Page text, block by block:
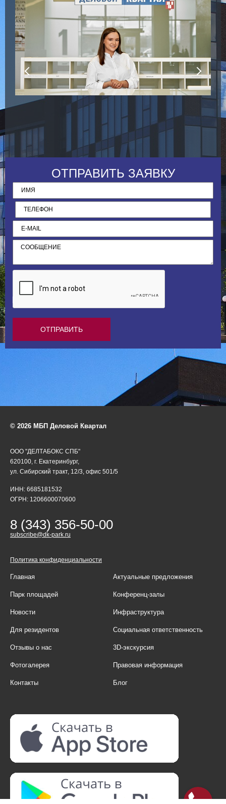
ОТПРАВИТЬ ЗАЯВКУ
© 2026 МБП Деловой Квартал
ООО "ДЕЛТАБОКС СПБ"
620100, г. Екатеринбург,
ул. Сибирский тракт, 12/3, офис 501/5
ИНН: 6685181532
ОГРН: 1206600070600
8 (343) 356-50-00
subscribe@dk-park.ru
Политика конфиденциальности
Главная Актуальные предложения
Парк площадей Конференц-залы
Новости Инфраструктура
Для резидентов Социальная ответственность
Отзывы о нас 3D-экскурсия
Фотогалерея Правовая информация
Контакты Блог